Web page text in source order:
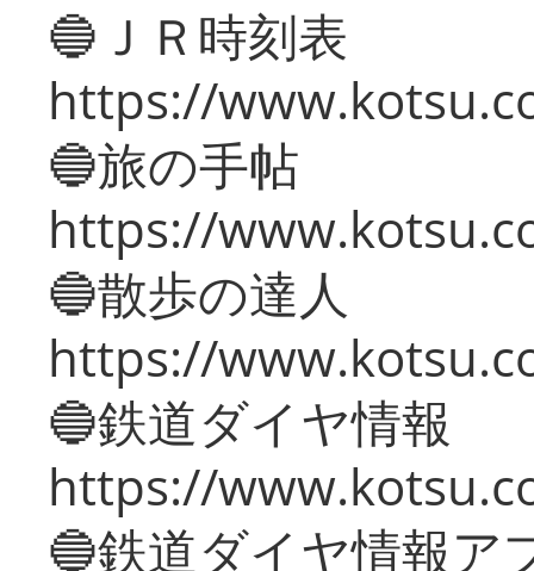
🔵ＪＲ時刻表
https://
🔵旅の手帖
https://
🔵散歩の達人
https://
🔵鉄道ダイヤ情報
https://
🔵鉄道ダイヤ情報ア